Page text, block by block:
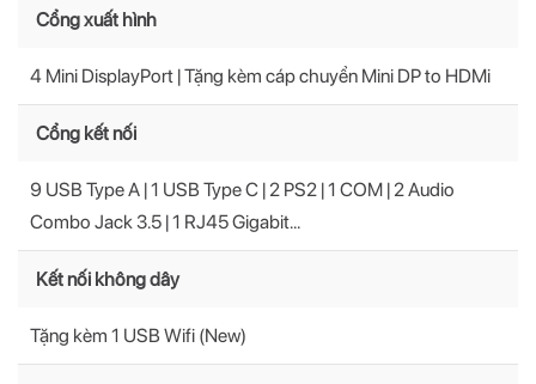
Cổng xuất hình
4 Mini DisplayPort | Tặng kèm cáp chuyển Mini DP to HDMi
Cổng kết nối
9 USB Type A | 1 USB Type C | 2 PS2 | 1 COM | 2 Audio
Combo Jack 3.5 | 1 RJ45 Gigabit...
Kết nối không dây
Tặng kèm 1 USB Wifi (New)